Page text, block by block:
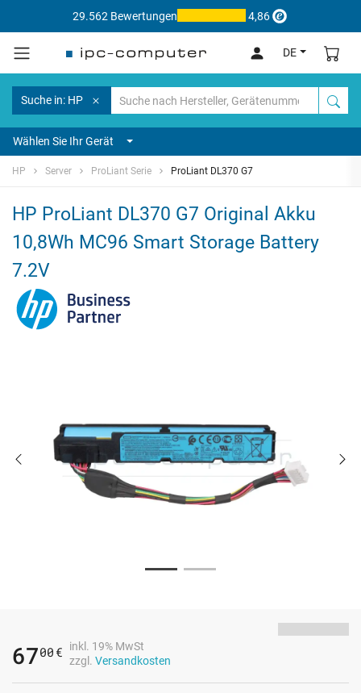
29.562 Bewertungen 4,86
DE
Suche in: HP
Wählen Sie Ihr Gerät
HP Server ProLiant Serie ProLiant DL370 G7
HP ProLiant DL370 G7 Original Akku
10,8Wh MC96 Smart Storage Battery
7.2V
6700 €
inkl. 19% MwSt
zzgl. Versandkosten